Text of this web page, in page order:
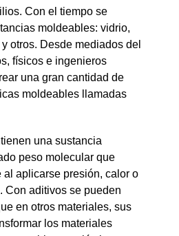
Con el tiempo se
moldeables: vidrio,
otros. Desde mediados del
físicos e ingenieros
una gran cantidad de
moldeables llamadas
una sustancia
peso molecular que
al aplicarse presión, calor o
Con aditivos se pueden
en otros materiales, sus
los materiales